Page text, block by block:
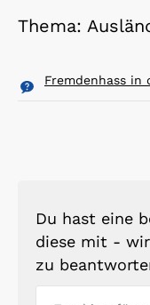
Thema:
Fremdenhass in
Du hast eine
diese mit -
zu